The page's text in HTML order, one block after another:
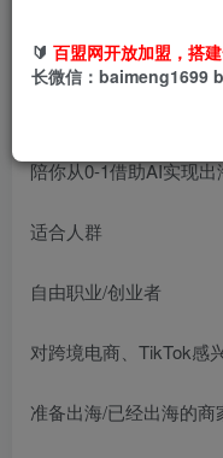
陪你从0-1借助AI实现出
适合人群
自由职业/创业者
对跨境电商、TikTok感
准备出海/已经出海的商
🔰 百盟网开放加盟，搭
长微信：baimeng1699